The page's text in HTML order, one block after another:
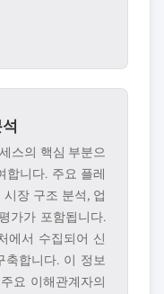
스의 핵심 부분으
합니다. 주요 플레
장 구조 분석, 업
가가 포함됩니다.
에서 수집되어 신
축합니다. 이 정보
요 이해관계자의